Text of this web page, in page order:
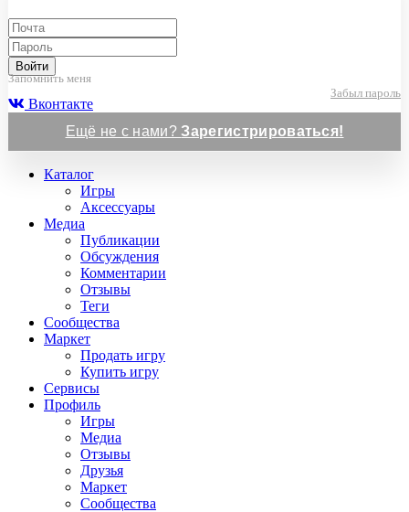
Войти
Запомнить меня
Забыл пароль
Вконтакте
Ещё не с нами?Зарегистрироваться!
Каталог
Игры
Аксессуары
Медиа
Публикации
Обсуждения
Комментарии
Отзывы
Теги
Сообщества
Маркет
Продать игру
Купить игру
Сервисы
Профиль
Игры
Медиа
Отзывы
Друзья
Маркет
Сообщества